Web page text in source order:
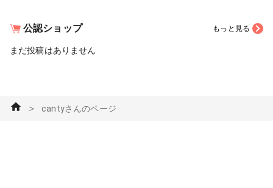
公認ショップ もっと見る
まだ投稿はありません
＞ cantyさんのページ